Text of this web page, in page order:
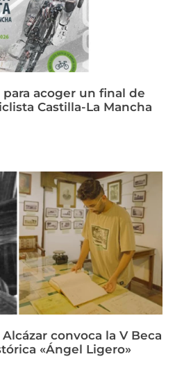
acoger un final de
Castilla-La Mancha
convoca la V Beca
«Ángel Ligero»